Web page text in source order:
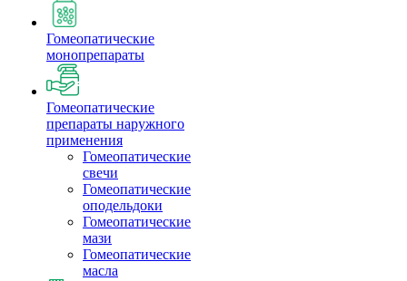
Гомеопатические
монопрепараты
Гомеопатические
препараты наружного
применения
Гомеопатические
свечи
Гомеопатические
оподельдоки
Гомеопатические
мази
Гомеопатические
масла